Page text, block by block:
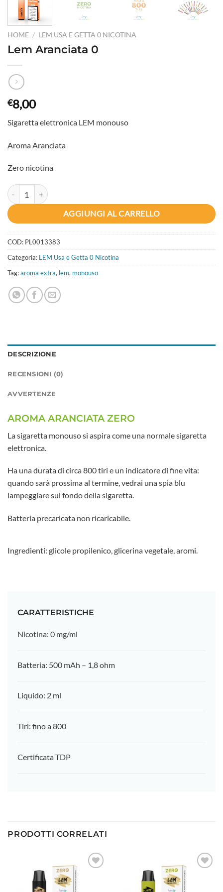
HOME / LEM USA E GETTA 0 NICOTINA
Lem Aranciata 0
€8,00
Sigaretta elettronica LEM monouso
Aroma Aranciata
Zero nicotina
Lem Aranciata 0 quantità
AGGIUNGI AL CARRELLO
COD: PL0013383
Categoria: LEM Usa e Getta 0 Nicotina
Tag:aroma extra, lem, monouso
DESCRIZIONE
RECENSIONI (0)
AVVERTENZE
AROMA ARANCIATA ZERO
La sigaretta monouso si aspira come una normale sigaretta
elettronica.
Ha una durata di circa 800 tiri e un indicatore di fine vita:
quando sarà prossima al termine, vedrai una spia blu
lampeggiare sul fondo della sigaretta.
Batteria precaricata non ricaricabile.
Ingredienti: glicole propilenico, glicerina vegetale, aromi.
CARATTERISTICHE
Nicotina: 0 mg/ml
Batteria: 500 mAh – 1,8 ohm
Liquido: 2 ml
Tiri: fino a 800
Certificata TDP
PRODOTTI CORRELATI